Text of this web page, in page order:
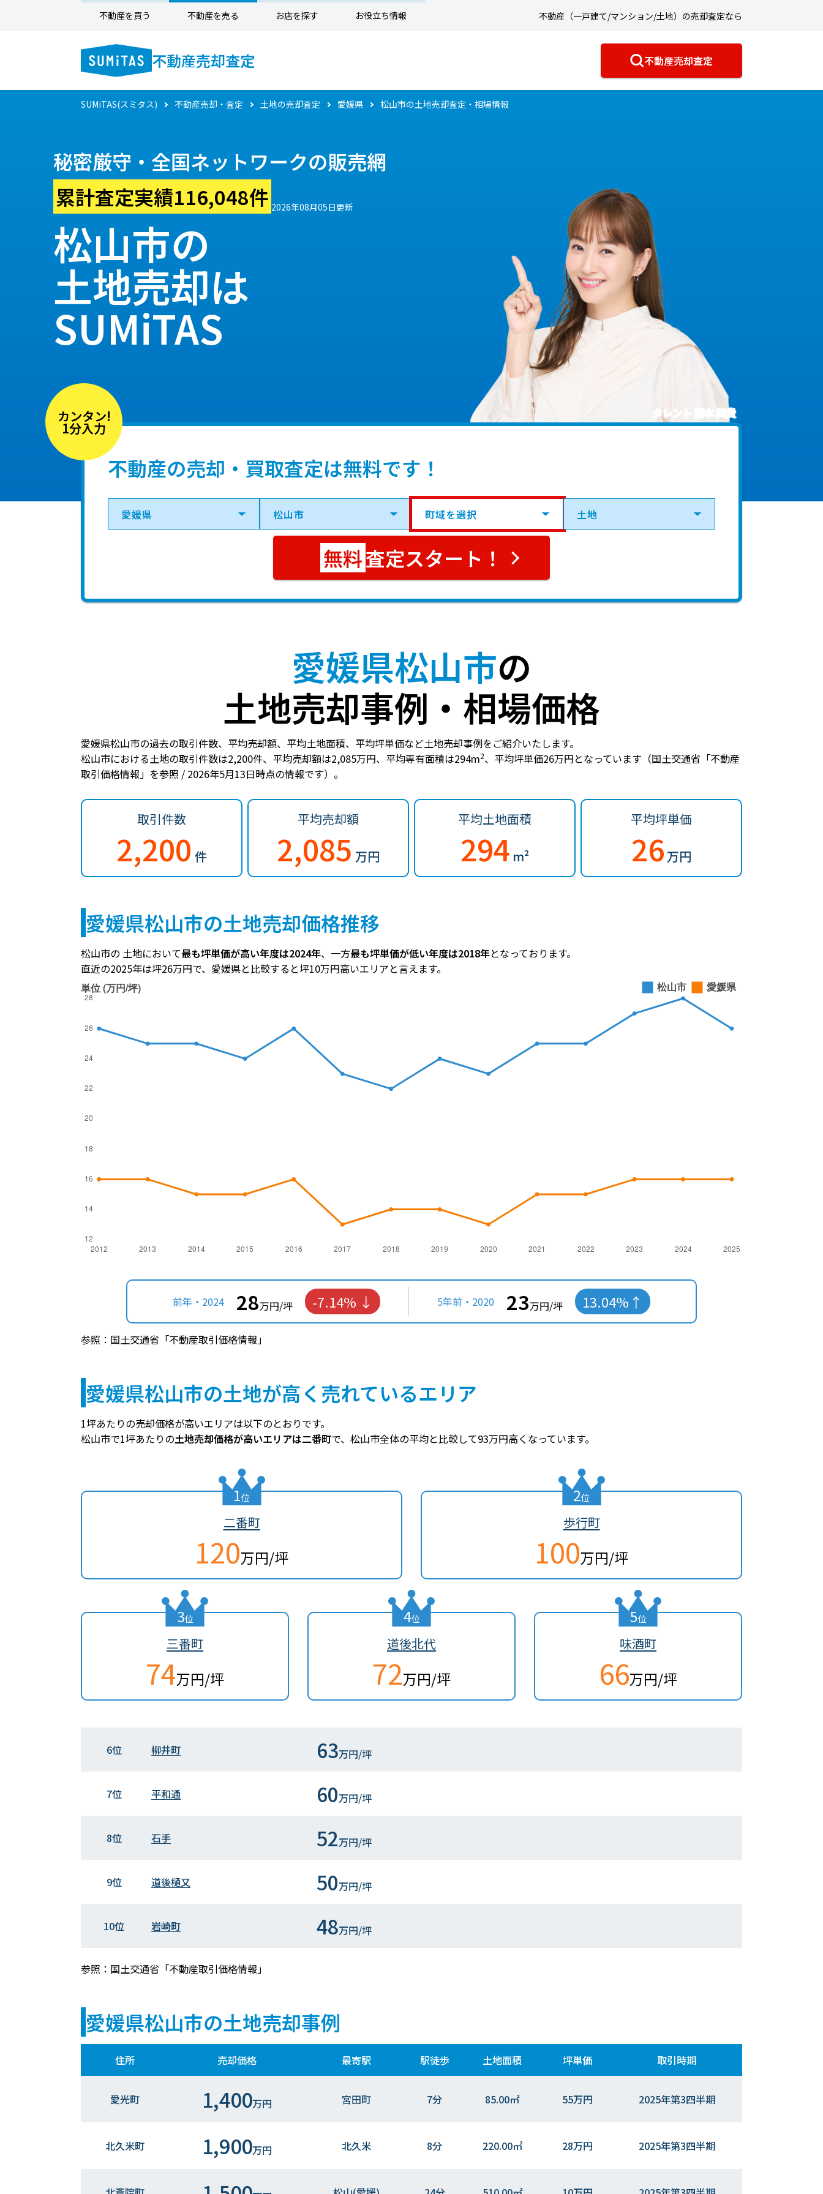
不動産を買う 不動産を売る お店を探す お役立ち情報 不動産（一戸建て/マンション/土地）の売却査定なら
不動産売却査定 不動産売却査定
SUMiTAS(スミタス) 不動産売却・査定 土地の売却査定 愛媛県 松山市の土地売却査定・相場情報
秘密厳守・全国ネットワークの販売網
累計査定実績116,048件 2026年08月05日更新
松山市の
土地売却は
SUMiTAS
タレント 藤本 美貴
カンタン!
1分入力
不動産の売却・買取査定は無料です！
査定スタート！
愛媛県松山市の
土地売却事例・相場価格
愛媛県松山市の過去の取引件数、平均売却額、平均土地面積、平均坪単価など土地売却事例をご紹介いたします。
松山市における土地の取引件数は2,200件、 平均売却額は2,085万円、 平均専有面積は294m2、 平均坪単価26万円となっています（国土交通省「不動産
取引価格情報」を参照 / 2026年5月13日時点の情報です）。
取引件数
2,200 件
平均売却額
2,085 万円
平均土地面積
294 m²
平均坪単価
26 万円
愛媛県松山市の土地売却価格推移
松山市の 土地において最も坪単価が高い年度は2024年、一方最も坪単価が低い年度は2018年となっております。
直近の2025年は坪26万円で、愛媛県と比較すると坪10万円高いエリアと言えます。
前年・2024 28万円/坪 -7.14% 5年前・2020 23万円/坪 13.04%
参照：国土交通省「不動産取引価格情報」
愛媛県松山市の土地が高く売れているエリア
1坪あたりの売却価格が高いエリアは以下のとおりです。
松山市で1坪あたりの土地売却価格が高いエリアは二番町で、松山市全体の平均と比較して93万円高くなっています。
1位
二番町
120万円/坪
2位
歩行町
100万円/坪
3位
三番町
74万円/坪
4位
道後北代
72万円/坪
5位
味酒町
66万円/坪
6位 柳井町 63万円/坪
7位 平和通 60万円/坪
8位 石手 52万円/坪
9位 道後樋又 50万円/坪
10位 岩崎町 48万円/坪
参照：国土交通省「不動産取引価格情報」
愛媛県松山市の土地売却事例
住所 売却価格 最寄駅 駅徒歩 土地面積 坪単価 取引時期
愛光町 1,400万円 宮田町 7分 85.00㎡ 55万円 2025年第3四半期
北久米町 1,900万円 北久米 8分 220.00㎡ 28万円 2025年第3四半期